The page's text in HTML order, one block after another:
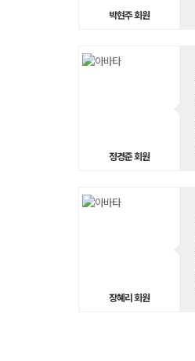
박현주 회원
정경준 회원
장혜리 회원